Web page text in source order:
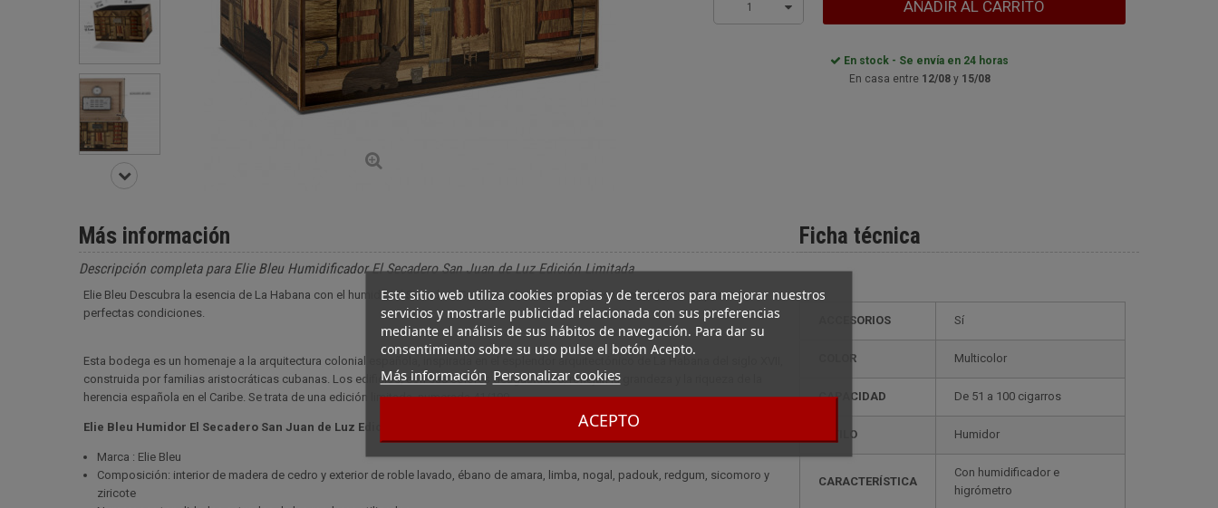
Este sitio web utiliza cookies propias y de terceros para mejorar nuestros
servicios y mostrarle publicidad relacionada con sus preferencias
mediante el análisis de sus hábitos de navegación. Para dar su
consentimiento sobre su uso pulse el botón Acepto.
Más información Personalizar cookies
ACEPTO
1 AÑADIR AL CARRITO
En stock - Se envía en 24 horas
En casa entre 12/08y 15/08
Ficha técnica
ACCESORIOS Sí
COLOR Multicolor
CAPACIDAD de 51 a 100 cigarros
ESTILO humidor
CARACTERÍSTICA
con humidificador e
higrómetro
Más información
Descripción completa para Elie Bleu Humidificador El Secadero San Juan de Luz Edición Limitada
Elie Bleu Descubra la esencia de La Habana con el humidor El Secadero San Juan de Luz, capaz de conservar hasta 75 puros en
perfectas condiciones.
Esta bodega es un homenaje a la arquitectura colonial española, inspirada en el esplendor arquitectónico de La Habana del siglo XVII,
construida por familias aristocráticas cubanas. Los edificios, con sus colores desgastados, reflejan la grandeza y la riqueza de la
herencia española en el Caribe. Se trata de una edición limitada, numerada 41/199.
Elie Bleu Humidor El Secadero San Juan de Luz Edición Limitada
Marca : Elie Bleu
Composición: interior de madera de cedro y exterior de roble lavado, ébano de amara, limba, nogal, padouk, redgum, sicomoro y
ziricote